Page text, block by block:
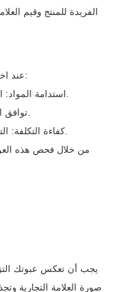
الفريدة للمنتج وقيم
عند اختيار العبوة الصديقة للبيئة ، فكر في العوامل التالية:
استدامة المواد: اختيار المواد القابلة للتحلل أو القابلة لإعادة التدوير.
توافق المنتج: تأكد من أن مواد التغليف تناسب نوع المنتج.
كفاءة التكلفة: التوازن بين الفوائد البيئية مع قيود التكلفة والميزانية.
من خلال فحص هذه
يجب أن تعكس عبوتك
صورة العلامة التجارية